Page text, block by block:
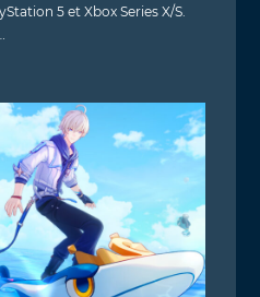
5 et Xbox Series X/S.